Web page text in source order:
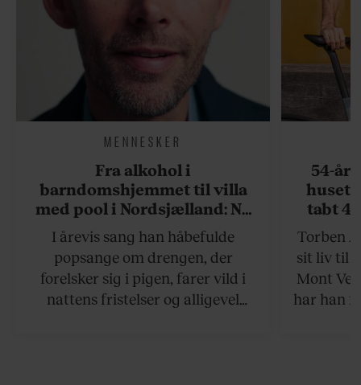
MENNESKER
Fra alkohol i
barndomshjemmet til villa
med pool i Nordsjælland: Nu
skal du høre sandheden om
Rasmus Seebach
I årevis sang han håbefulde
popsange om drengen, der
forelsker sig i pigen, farer vild i
nattens fristelser og alligevel
54-
huset
tabt
Torben
sit liv til
Mont
har han